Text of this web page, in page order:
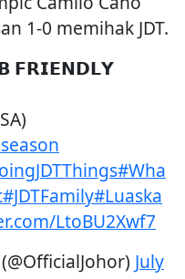
1-0 memihak JDT.
𝗙𝗥𝗜𝗘𝗡𝗗𝗟𝗬
#Wha
#JDTFamily#Luaska
LtoBU2Xwf7
July